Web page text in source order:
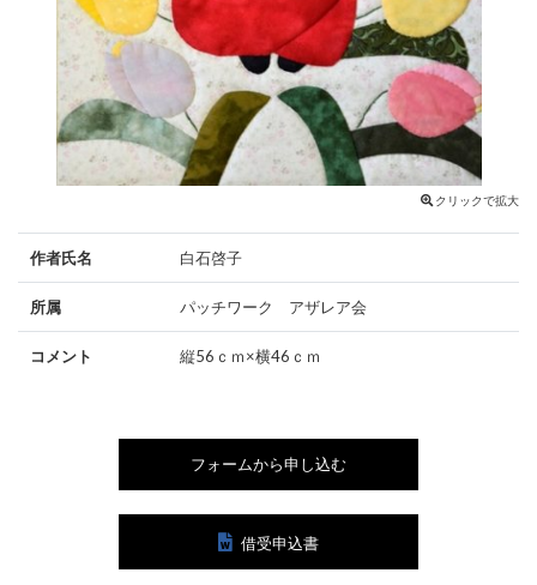
クリックで拡大
作者氏名 白石啓子
所属 パッチワーク アザレア会
コメント 縦56ｃｍ×横46ｃｍ
フォームから申し込む
借受申込書